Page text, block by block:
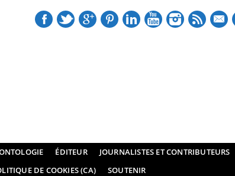
mail
ÉDITEUR
JOURNALISTES ET CONTRIBUTEURS
DE COOKIES (CA) SOUTENIR